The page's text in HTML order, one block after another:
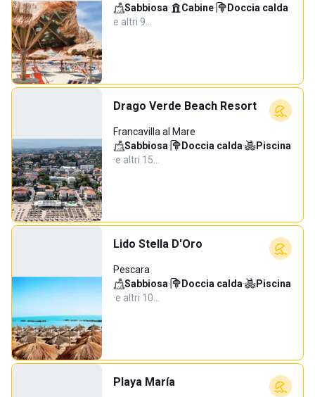
Sabbiosa· Cabine· Doccia calda·
e altri 9…
Drago Verde Beach Resort
Francavilla al Mare
Sabbiosa· Doccia calda·
Piscina
·e altri 15…
Lido Stella D'Oro
Pescara
Sabbiosa· Doccia calda·
Piscina
·e altri 10…
Playa María